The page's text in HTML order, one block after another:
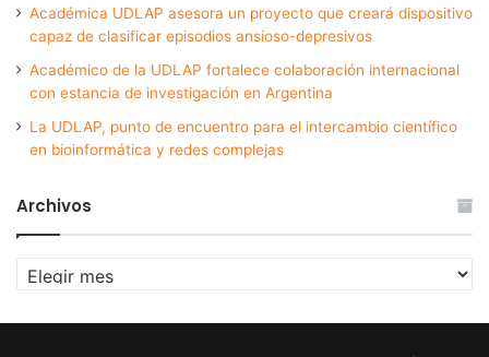
Académica UDLAP asesora un proyecto que creará dispositivo
capaz de clasificar episodios ansioso-depresivos
Académico de la UDLAP fortalece colaboración internacional
con estancia de investigación en Argentina
La UDLAP, punto de encuentro para el intercambio científico
en bioinformática y redes complejas
Archivos
Archivos